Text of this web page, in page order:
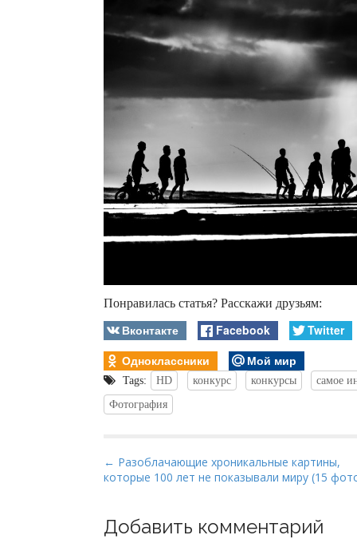
Понравилась статья? Расскажи друзьям:
Вконтакте Facebook
Twitter
Одноклассники
Мой мир
Tags: HD конкурс конкурсы
самое
Фотография
P
o
t
← Разоблачающие хроникальные картины,
которые 100 лет не показывали миру (15
Добавить комментарий